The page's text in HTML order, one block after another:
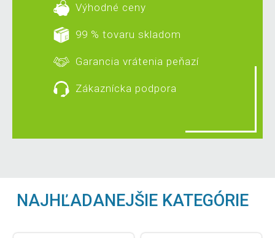
Výhodné ceny
99 % tovaru skladom
Garancia vrátenia peňazí
Zákaznícka podpora
NAJHĽADANEJŠIE KATEGÓRIE